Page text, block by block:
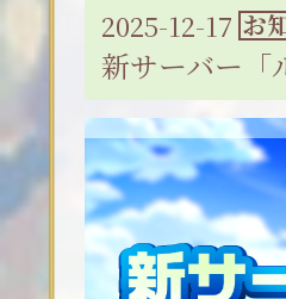
2025-12-17 お
新サーバー「